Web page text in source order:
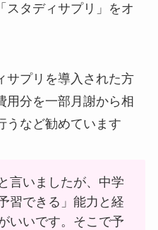
スタディサプリ」をオ
サプリを導入された方
用分を一部月謝から相
うなど勧めています
言いましたが、中学
習できる」能力と経
いいです。そこで予